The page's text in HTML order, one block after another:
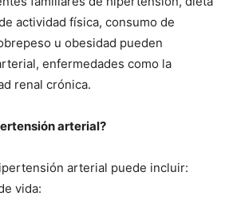
actividad física, consumo de
u obesidad pueden
enfermedades como la
renal crónica.
arterial?
arterial puede incluir:
vida: